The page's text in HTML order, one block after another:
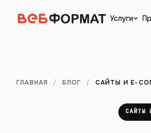
Услуги
ГЛАВНАЯ / БЛОГ / САЙТЫ И E-
САЙТЫ И